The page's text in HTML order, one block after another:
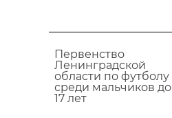
Первенство
Ленинградской
области по футболу
среди мальчиков до
17 лет